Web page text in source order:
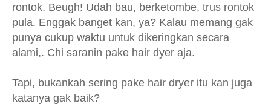
rontok. Beugh! Udah bau, berketombe, trus rontok
pula. Enggak banget kan, ya? Kalau memang gak
punya cukup waktu untuk dikeringkan secara
alami,. Chi saranin pake hair dyer aja.
Tapi, bukankah sering pake hair dryer itu kan juga
katanya gak baik?